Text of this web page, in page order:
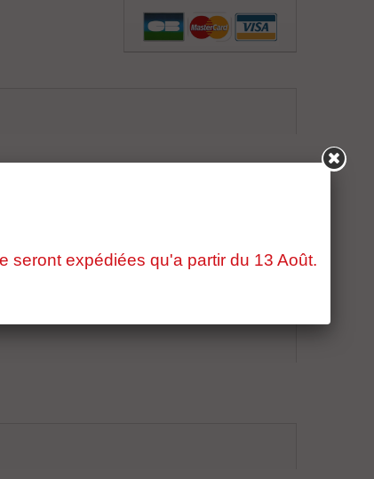
seront expédiées qu'a partir du 13 Août.